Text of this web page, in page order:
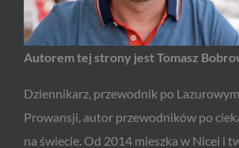
Autorem tej strony jest Tomasz
Dziennikarz, przewodnik po
Prowansji, autor przewodników po
na świecie. Od 2014 mieszka w Nicei i